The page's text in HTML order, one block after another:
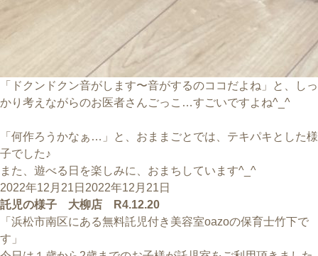
「ドクンドクン音がします〜音がするのココだよね」と、しっ
かり考えながらのお医者さんごっこ…すごいですよね^_^
「何作ろうかなぁ…」と、おままごとでは、テキパキとした様
子でした♪
また、遊べる日を楽しみに、おまちしています^_^
投
稿
日:
2022年12月21日 2022年12月21日
託児の様子 大柳店 R4.12.20
「浜松市南区にある無料託児付き美容室oazoの保育士竹下で
す」